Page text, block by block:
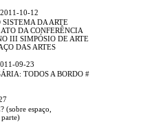
2011-10-12
SISTEMA DA ARTE
DA CONFERÊNCIA
III SIMPÓSIO DE ARTE
DAS ARTES
09-23
TODOS A BORDO #
(sobre espaço,
parte)